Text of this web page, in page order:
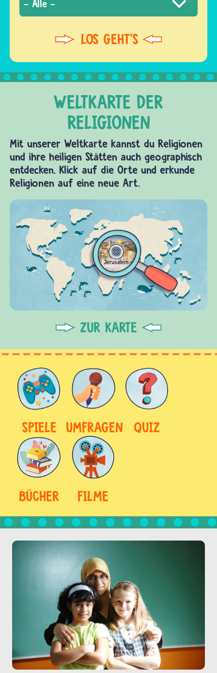
Mit unserer Weltkarte kannst du Religionen
und ihre heiligen Stätten auch geographisch
entdecken. Klick auf die Orte und erkunde
Religionen auf eine neue Art.
ZUR KARTE
SPIELE UMFRAGEN QUIZ
BÜCHER FILME